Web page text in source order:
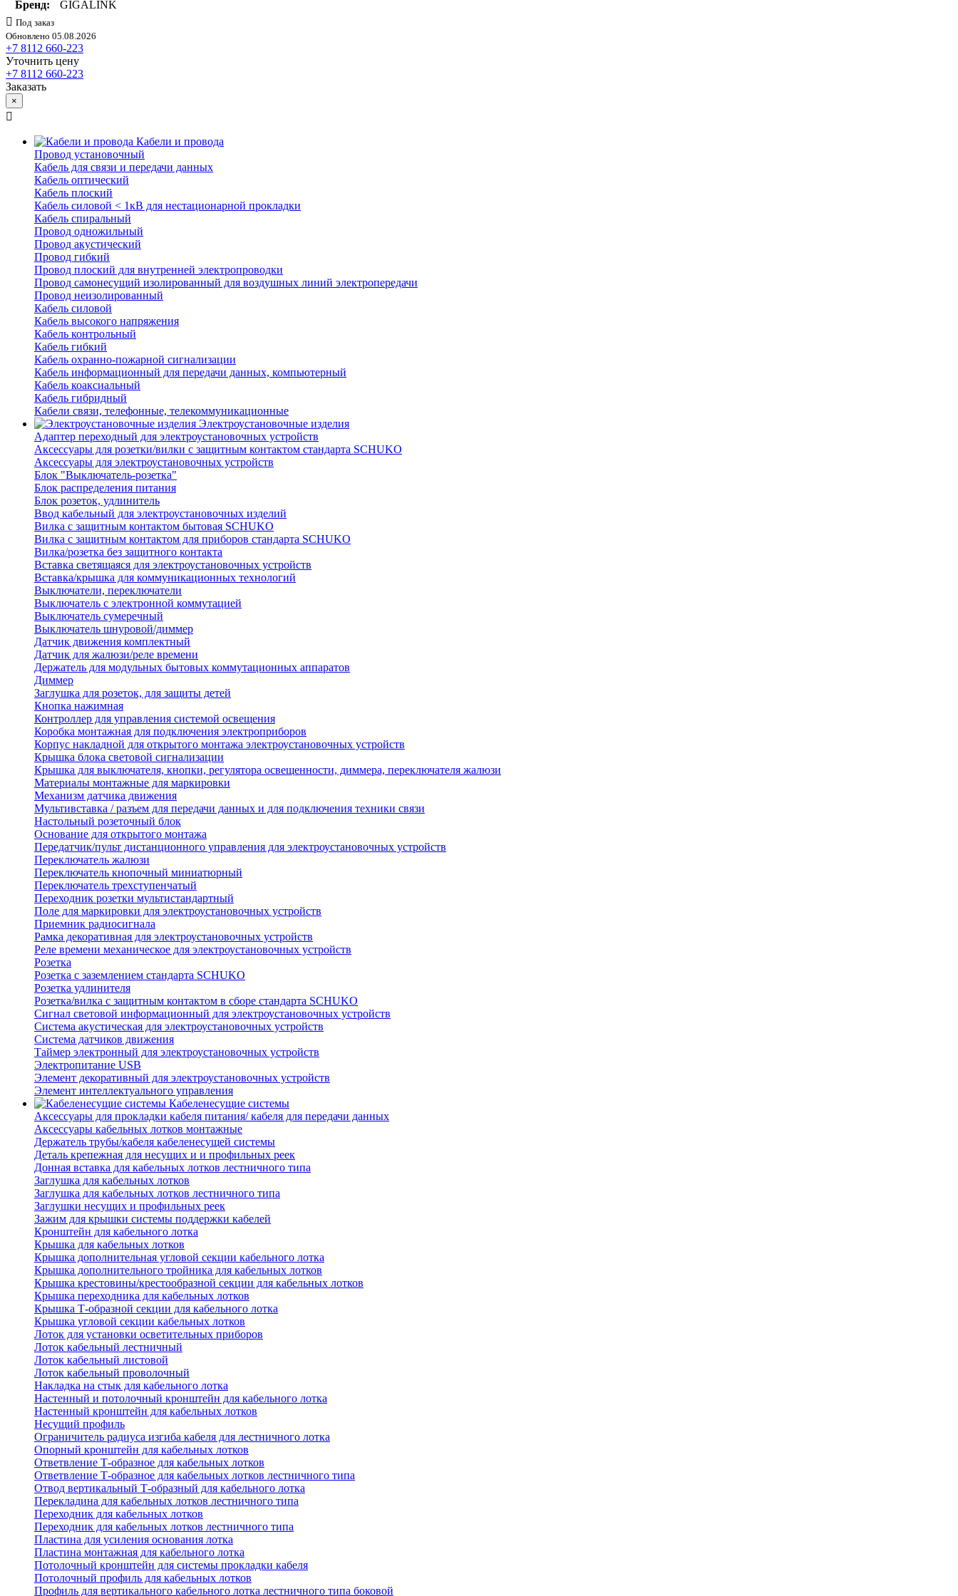
Бренд:
GIGALINK
Под заказ
Обновлено 05.08.2026
+7 8112 660-223
Уточнить цену
+7 8112 660-223
Заказать
×
Кабели и провода
Провод установочный
Кабель для связи и передачи данных
Кабель оптический
Кабель плоский
Кабель силовой < 1кВ для нестационарной прокладки
Кабель спиральный
Провод одножильный
Провод акустический
Провод гибкий
Провод плоский для внутренней электропроводки
Провод самонесущий изолированный для воздушных линий электропередачи
Провод неизолированный
Кабель силовой
Кабель высокого напряжения
Кабель контрольный
Кабель гибкий
Кабель охранно-пожарной сигнализации
Кабель информационный для передачи данных, компьютерный
Кабель коаксиальный
Кабель гибридный
Кабели связи, телефонные, телекоммуникационные
Электроустановочные изделия
Адаптер переходный для электроустановочных устройств
Аксессуары для розетки/вилки с защитным контактом стандарта SCHUKO
Аксессуары для электроустановочных устройств
Блок "Выключатель-розетка"
Блок распределения питания
Блок розеток, удлинитель
Ввод кабельный для электроустановочных изделий
Вилка с защитным контактом бытовая SCHUKO
Вилка с защитным контактом для приборов стандарта SCHUKO
Вилка/розетка без защитного контакта
Вставка светящаяся для электроустановочных устройств
Вставка/крышка для коммуникационных технологий
Выключатели, переключатели
Выключатель с электронной коммутацией
Выключатель сумеречный
Выключатель шнуровой/диммер
Датчик движения комплектный
Датчик для жалюзи/реле времени
Держатель для модульных бытовых коммутационных аппаратов
Диммер
Заглушка для розеток, для защиты детей
Кнопка нажимная
Контроллер для управления системой освещения
Коробка монтажная для подключения электроприборов
Корпус накладной для открытого монтажа электроустановочных устройств
Крышка блока световой сигнализации
Крышка для выключателя, кнопки, регулятора освещенности, диммера, переключателя жалюзи
Материалы монтажные для маркировки
Механизм датчика движения
Мультивставка / разъем для передачи данных и для подключения техники связи
Настольный розеточный блок
Основание для открытого монтажа
Передатчик/пульт дистанционного управления для электроустановочных устройств
Переключатель жалюзи
Переключатель кнопочный миниатюрный
Переключатель трехступенчатый
Переходник розетки мультистандартный
Поле для маркировки для электроустановочных устройств
Приемник радиосигнала
Рамка декоративная для электроустановочных устройств
Реле времени механическое для электроустановочных устройств
Розетка
Розетка с заземлением стандарта SCHUKO
Розетка удлинителя
Розетка/вилка с защитным контактом в сборе стандарта SCHUKO
Сигнал световой информационный для электроустановочных устройств
Система акустическая для электроустановочных устройств
Система датчиков движения
Таймер электронный для электроустановочных устройств
Электропитание USB
Элемент декоративный для электроустановочных устройств
Элемент интеллектуального управления
Кабеленесущие системы
Аксессуары для прокладки кабеля питания/ кабеля для передачи данных
Аксессуары кабельных лотков монтажные
Держатель трубы/кабеля кабеленесущей системы
Деталь крепежная для несущих и и профильных реек
Донная вставка для кабельных лотков лестничного типа
Заглушка для кабельных лотков
Заглушка для кабельных лотков лестничного типа
Заглушки несущих и профильных реек
Зажим для крышки системы поддержки кабелей
Кронштейн для кабельного лотка
Крышка для кабельных лотков
Крышка дополнительная угловой секции кабельного лотка
Крышка дополнительного тройника для кабельных лотков
Крышка крестовины/крестообразной секции для кабельных лотков
Крышка переходника для кабельных лотков
Крышка Т-образной секции для кабельного лотка
Крышка угловой секции кабельных лотков
Лоток для установки осветительных приборов
Лоток кабельный лестничный
Лоток кабельный листовой
Лоток кабельный проволочный
Накладка на стык для кабельного лотка
Настенный и потолочный кронштейн для кабельного лотка
Настенный кронштейн для кабельных лотков
Несущий профиль
Ограничитель радиуса изгиба кабеля для лестничного лотка
Опорный кронштейн для кабельных лотков
Ответвление Т-образное для кабельных лотков
Ответвление Т-образное для кабельных лотков лестничного типа
Отвод вертикальный Т-образный для кабельного лотка
Перекладина для кабельных лотков лестничного типа
Переходник для кабельных лотков
Переходник для кабельных лотков лестничного типа
Пластина для усиления основания лотка
Пластина монтажная для кабельного лотка
Потолочный кронштейн для системы прокладки кабеля
Потолочный профиль для кабельных лотков
Профиль для вертикального кабельного лотка лестничного типа боковой